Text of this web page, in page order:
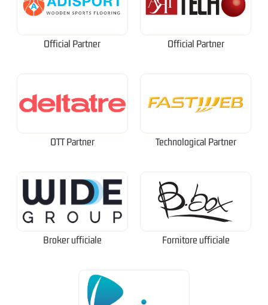
Official Partner Official Partner
OTT Partner Technological Partner
Broker ufficiale Fornitore ufficiale